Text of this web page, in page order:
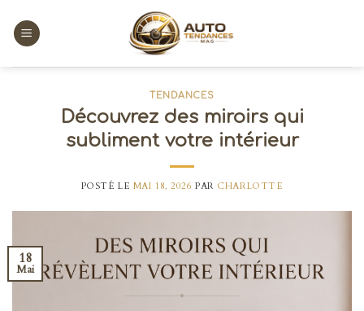
content
TENDANCES
Découvrez des miroirs qui
subliment votre intérieur
POSTÉ LE MAI 18, 2026 PAR CHARLOTTE
18
Mai